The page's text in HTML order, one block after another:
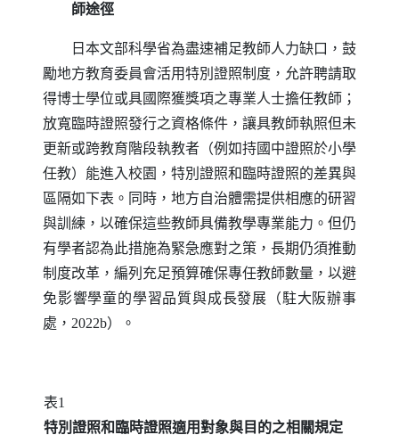
師途徑
日本文部科學省為盡速補足教師人力缺口，鼓
勵地方教育委員會活用特別證照制度，允許聘請取
得博士學位或具國際獲獎項之專業人士擔任教師；
放寬臨時證照發行之資格條件，讓具教師執照但未
更新或跨教育階段執教者（例如持國中證照於小學
任教）能進入校園，特別證照和臨時證照的差異與
區隔如下表。同時，地方自治體需提供相應的研習
與訓練，以確保這些教師具備教學專業能力。但仍
有學者認為此措施為緊急應對之策，長期仍須推動
制度改革，編列充足預算確保專任教師數量，以避
免影響學童的學習品質與成長發展（駐大阪辦事
處，2022b）。
表1
特別證照和臨時證照適用對象與目的之相關規定